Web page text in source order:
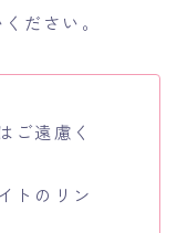
ださい。
ご遠慮く
トのリン